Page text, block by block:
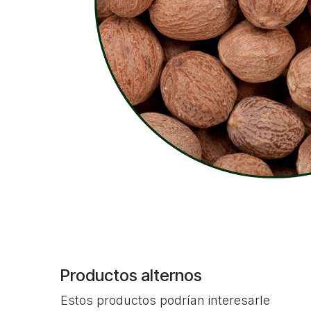
Productos alternos
Estos productos podrían interesarle